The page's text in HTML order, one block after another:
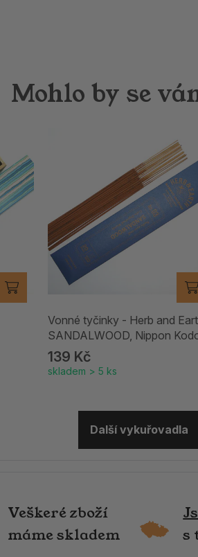
Mohlo by se
Vonné tyčinky - Herb and
SANDALWOOD, Nippon
139 Kč
skladem > 5 ks
Další vykuřovadla
Veškeré zboží
máme skladem
s